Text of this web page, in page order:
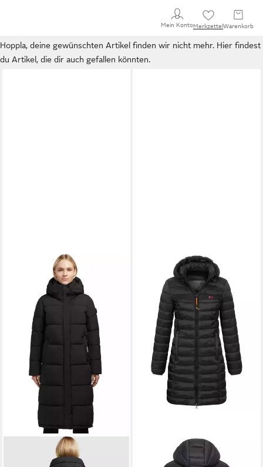
Mein KontoMerkzettel Warenkorb
Hoppla, deine gewünschten Artikel finden wir nicht mehr. Hier findest
du Artikel, die dir auch gefallen könnten.